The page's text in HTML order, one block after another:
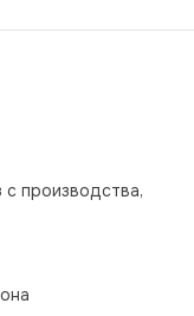
производства,